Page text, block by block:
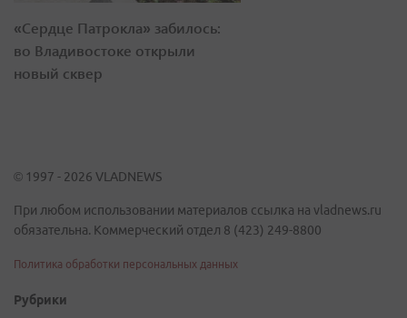
«Сердце Патрокла» забилось:
во Владивостоке открыли
новый сквер
© 1997 - 2026 VLADNEWS
При любом использовании материалов ссылка на vladnews.ru
обязательна. Коммерческий отдел 8 (423) 249-8800
Политика обработки персональных данных
Рубрики